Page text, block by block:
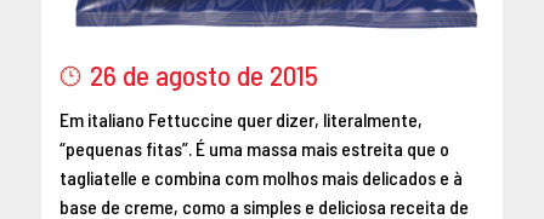
26 de agosto de 2015
Em italiano Fettuccine quer dizer, literalmente,
“pequenas fitas”. É uma massa mais estreita que o
tagliatelle e combina com molhos mais delicados e à
base de creme, como a simples e deliciosa receita de